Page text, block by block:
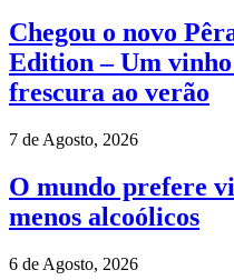
Chegou o novo
Edition – Um
frescura ao verão
7 de Agosto, 2026
O mundo prefere
menos alcoólicos
6 de Agosto, 2026